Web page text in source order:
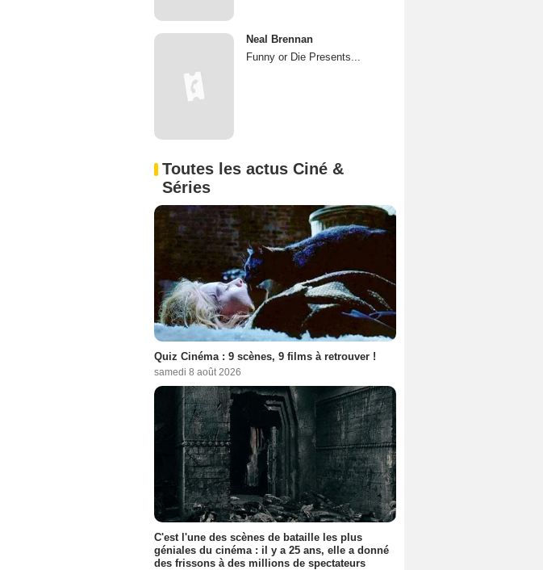
Neal Brennan
Funny or Die Presents...
Toutes les actus Ciné &
Séries
Quiz Cinéma : 9 scènes, 9 films à retrouver !
samedi 8 août 2026
C'est l'une des scènes de bataille les plus
géniales du cinéma : il y a 25 ans, elle a donné
des frissons à des millions de spectateurs